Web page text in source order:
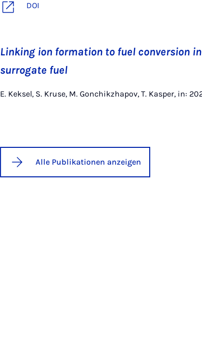
DOI
Linking ion formation to fuel conversion
surrogate fuel
E. Keksel, S. Kruse, M. Gonchikzhapov, T. Kasper, in:
Alle Publikationen anzeigen